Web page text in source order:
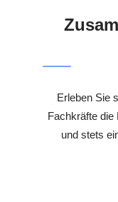
Erleben Sie
Fachkräfte die
und stets